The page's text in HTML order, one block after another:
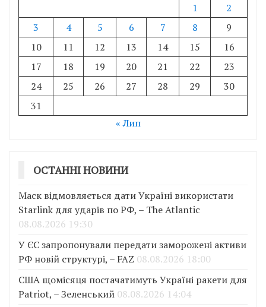
1
2
3
4 5 6 7 8
9
10
11 12 13 14 15
16
17
18 19 20 21 22
23
24
25 26 27 28 29
30
31
« Лип
ОСТАННІ НОВИНИ
Маск відмовляється дати Україні використати
Starlink для ударів по РФ, – The Atlantic
08.08.2026 19:30
У ЄС запропонували передати заморожені активи
РФ новій структурі, – FAZ 08.08.2026 18:00
США щомісяця постачатимуть Україні ракети для
Patriot, – Зеленський 08.08.2026 14:04